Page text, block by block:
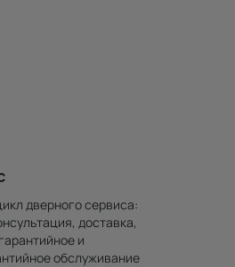
дверного сервиса:
доставка,
и
обслуживание